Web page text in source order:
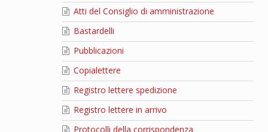
Atti del Consiglio di amministrazione
Bastardelli
Pubblicazioni
Copialettere
Registro lettere spedizione
Registro lettere in arrivo
Protocolli della corrispondenza